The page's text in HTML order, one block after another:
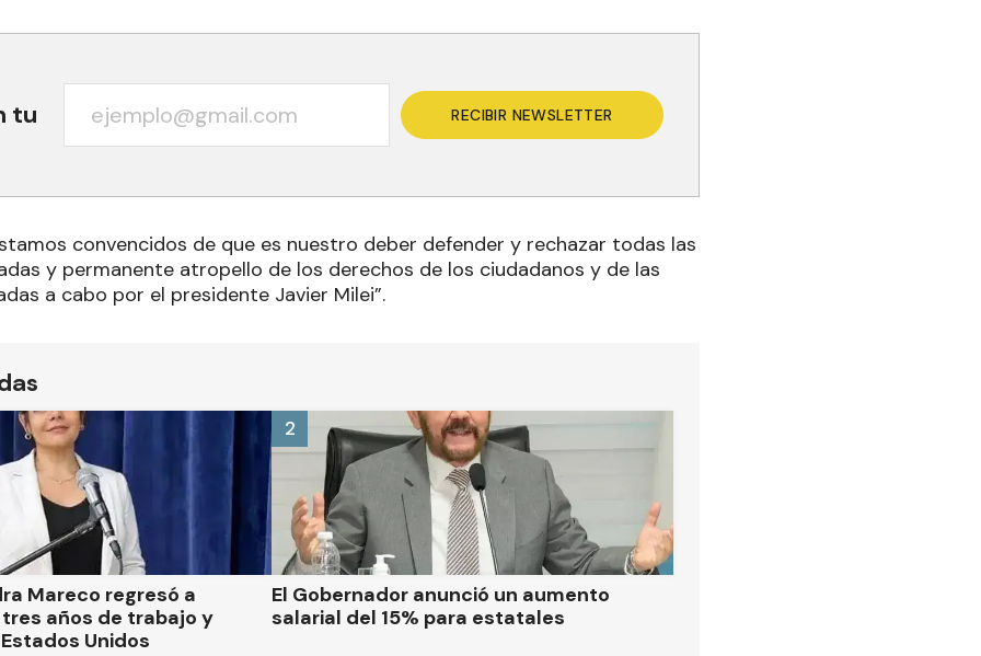
tu RECIBIR NEWSLETTER
convencidos de que es nuestro deber defender y rechazar todas las
y permanente atropello de los derechos de los ciudadanos y de las
a cabo por el presidente Javier Milei”.
Mareco regresó a
años de trabajo y
Unidos
El Gobernador anunció un aumento
salarial del 15% para estatales
2